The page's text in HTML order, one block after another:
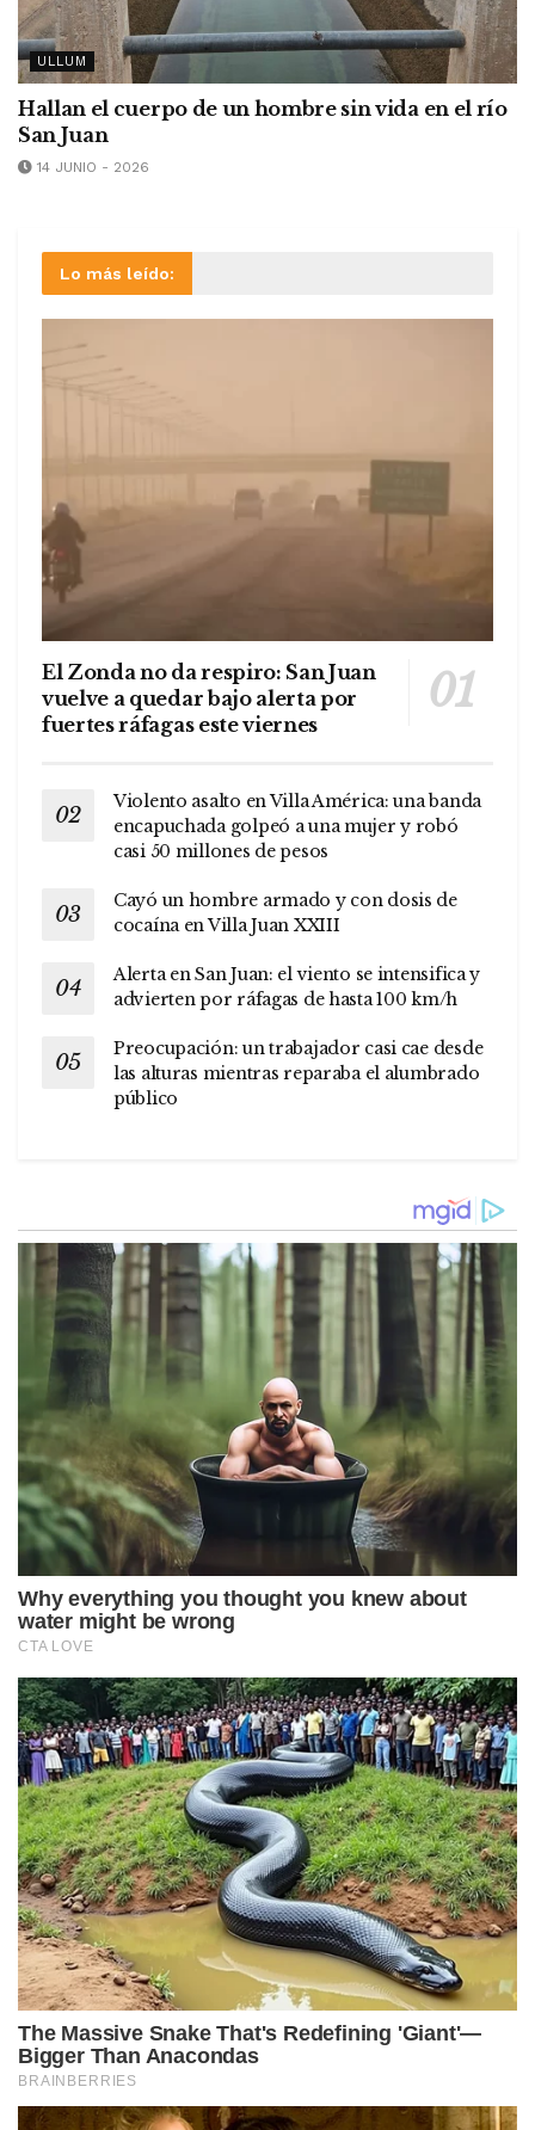
ULLUM
Hallan el cuerpo de un hombre sin vida en el río
San Juan
14 JUNIO - 2026
Lo más leído:
El Zonda no da respiro: San Juan
vuelve a quedar bajo alerta por
fuertes ráfagas este viernes
Violento asalto en Villa América: una banda
encapuchada golpeó a una mujer y robó
casi 50 millones de pesos
Cayó un hombre armado y con dosis de
cocaína en Villa Juan XXIII
Alerta en San Juan: el viento se intensifica y
advierten por ráfagas de hasta 100 km/h
Preocupación: un trabajador casi cae desde
las alturas mientras reparaba el alumbrado
público